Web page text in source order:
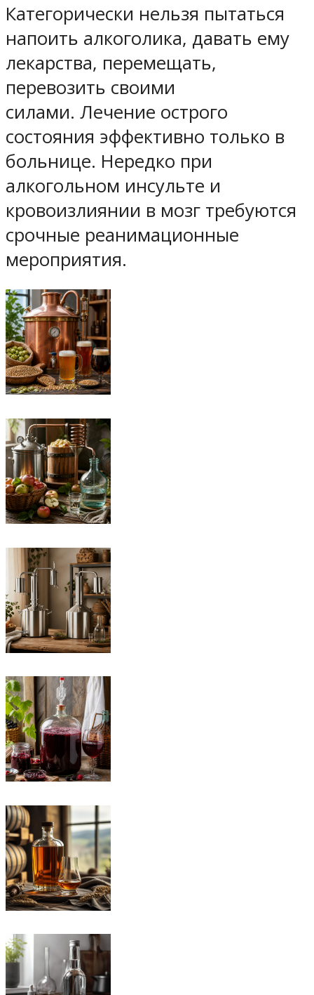
Категорически нельзя пытаться
напоить алкоголика, давать ему
лекарства, перемещать,
перевозить своими
силами. Лечение острого
состояния эффективно только в
больнице. Нередко при
алкогольном инсульте и
кровоизлиянии в мозг требуются
срочные реанимационные
мероприятия.